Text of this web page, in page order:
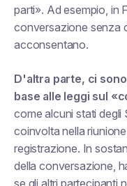
parti». Ad esempio, in
conversazione senza
acconsentano.
D'altra parte, ci
base alle leggi sul
come alcuni stati degli
coinvolta nella
registrazione. In
della conversazione,
se gli altri partecipanti